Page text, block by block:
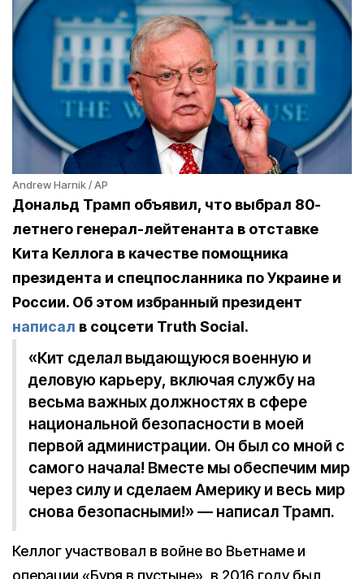
Andrew Harnik / AP
Дональд Трамп объявил, что выбрал 80-
летнего генерал-лейтенанта в отставке
Кита Келлога в качестве помощника
президента и спецпосланника по Украине и
России. Об этом избранный президент
написал в соцсети Truth Social.
«Кит сделал выдающуюся военную и
деловую карьеру, включая службу на
весьма важных должностях в сфере
национальной безопасности в моей
первой администрации. Он был со мной с
самого начала! Вместе мы обеспечим мир
через силу и сделаем Америку и весь мир
снова безопасными!» — написал Трамп.
Келлог участвовал в войне во Вьетнаме и